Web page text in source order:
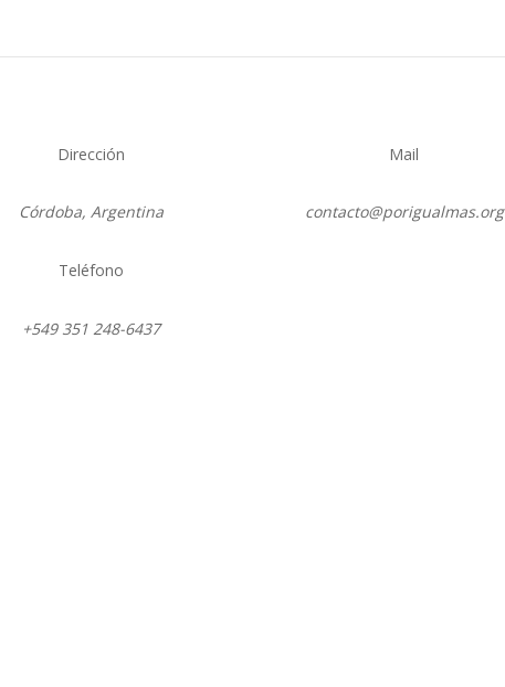
Dirección
Córdoba, Argentina
Teléfono
+549 351 248-6437
Mail
contacto@porigualmas.org